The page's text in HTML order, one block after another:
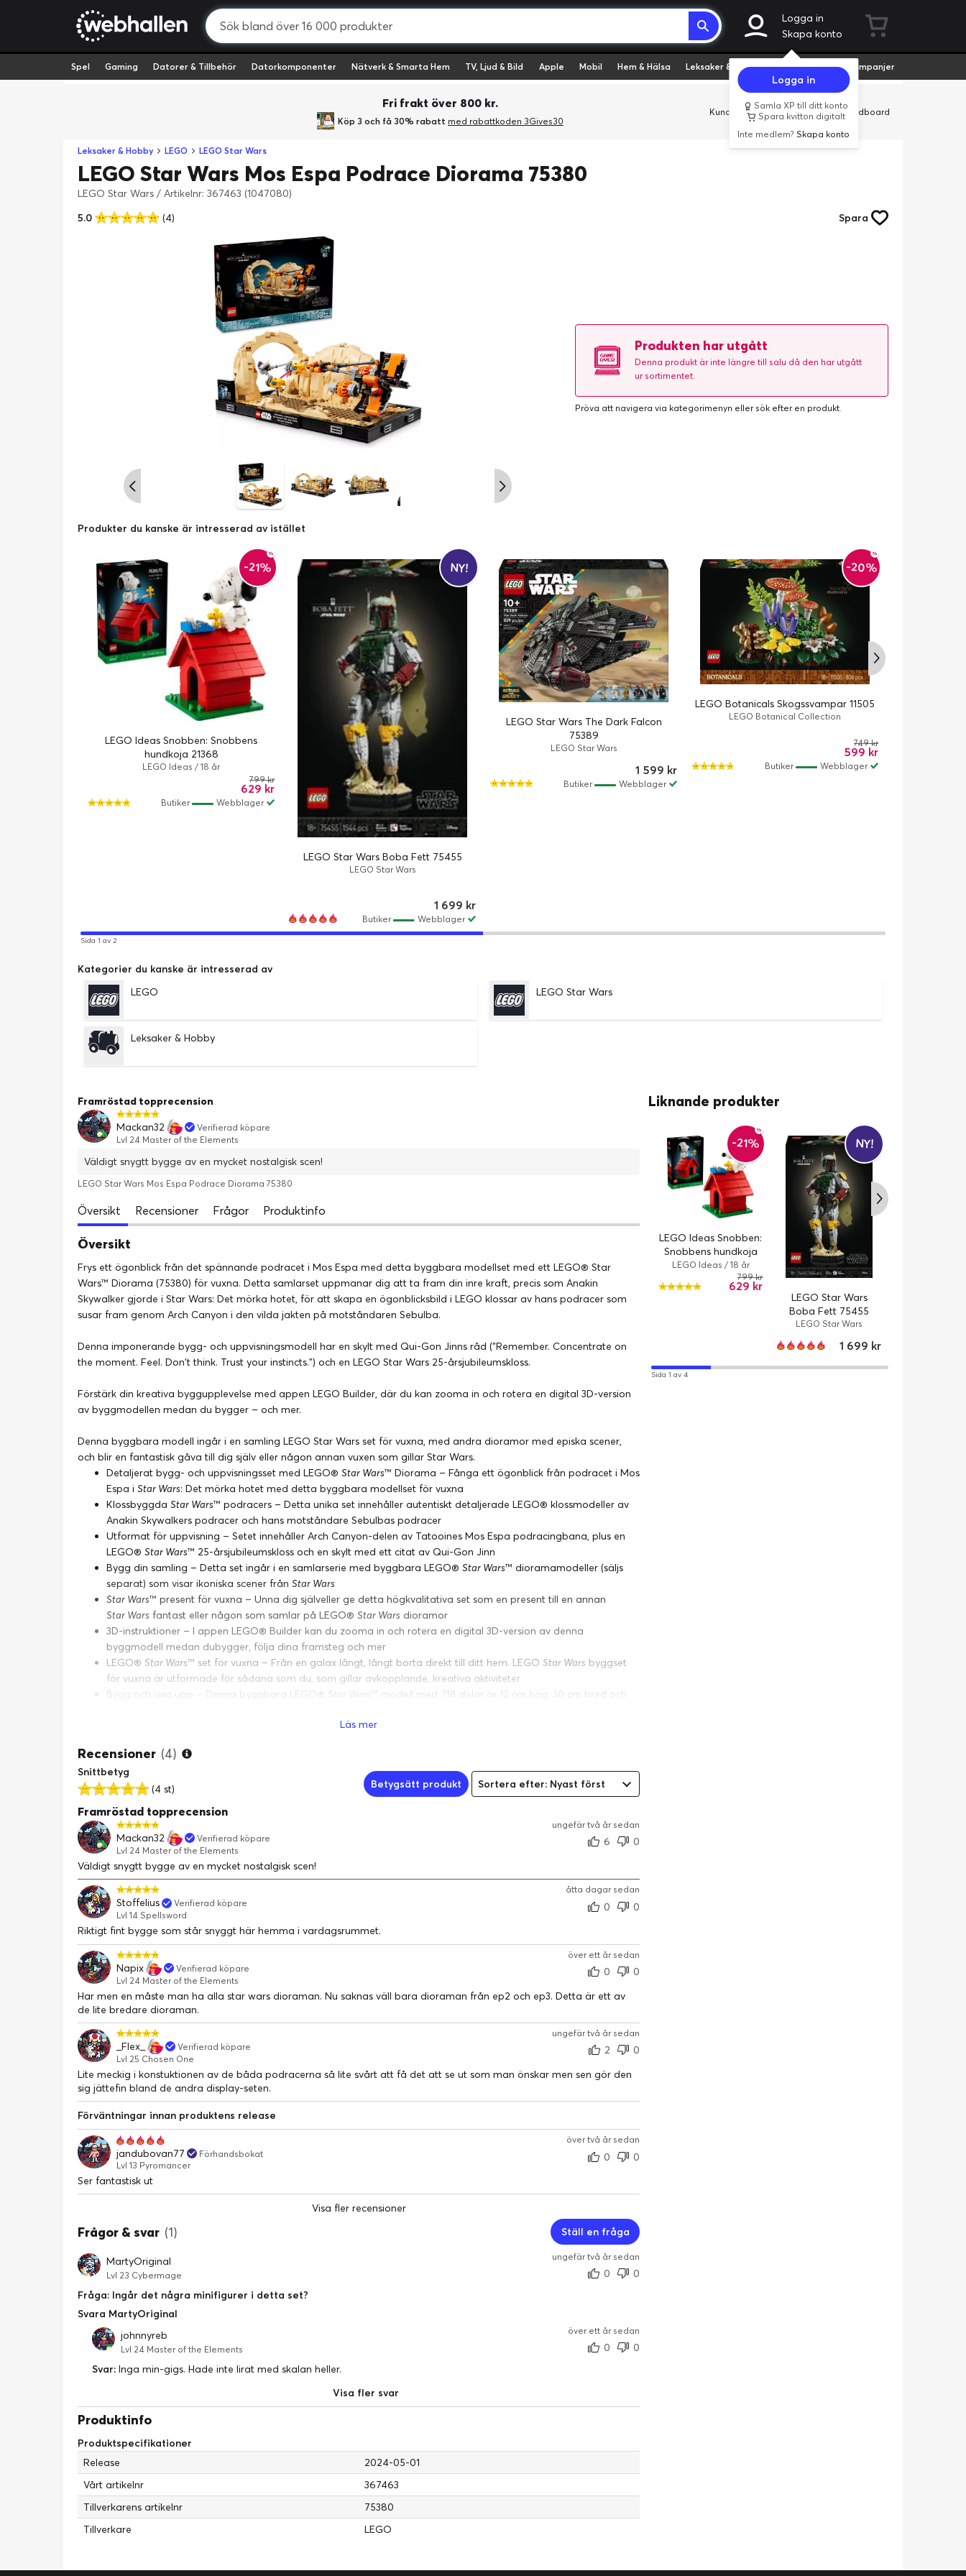
Logga in
Skapa konto
Logga in
Samla XP till ditt konto
Spara kvitton digitalt
Inte medlem?Skapa konto
Spel Gaming Datorer & Tillbehör Datorkomponenter Nätverk & Smarta Hem TV, Ljud & Bild Apple Mobil Hem & Hälsa Leksaker & Hobby Fyndvaror Kampanjer
Fri frakt över 800 kr.
Köp 3 och få 30% rabatt med rabattkoden 3Gives30
Kundservice Butiker Företag Cardboard
Leksaker & Hobby LEGO LEGO Star Wars
LEGO Star Wars Mos Espa Podrace Diorama 75380
LEGO Star Wars / Artikelnr: 367463 (1047080)
5.0
(4) Spara
Produkten har utgått
Denna produkt är inte längre till salu då den har utgått
ur sortimentet.
Pröva att navigera via kategorimenyn eller sök efter en produkt.
Produkter du kanske är intresserad av istället
-21%
LEGO Ideas Snobben: Snobbens
hundkoja 21368
LEGO Ideas / 18 år
629 kr
799 kr
Webblager
Butiker
NY!
LEGO Star Wars Boba Fett 75455
LEGO Star Wars
1 699 kr
Webblager
Butiker
LEGO Star Wars The Dark Falcon
75389
LEGO Star Wars
1 599 kr
Webblager
Butiker
-20%
LEGO Botanicals Skogssvampar 11505
LEGO Botanical Collection
599 kr
749 kr
Webblager
Butiker
Sida 1 av 2
Kategorier du kanske är intresserad av
LEGO
LEGO Star Wars
Leksaker & Hobby
Framröstad topprecension
Mackan32
Verifierad köpare
Lvl 24 Master of the Elements
Väldigt snygtt bygge av en mycket nostalgisk scen!
LEGO Star Wars Mos Espa Podrace Diorama 75380
Översikt Recensioner Frågor Produktinfo
Översikt
Frys ett ögonblick från det spännande podracet i Mos Espa med detta byggbara modellset med ett LEGO® Star
Wars™ Diorama (75380) för vuxna. Detta samlarset uppmanar dig att ta fram din inre kraft, precis som Anakin
Skywalker gjorde i Star Wars: Det mörka hotet, för att skapa en ögonblicksbild i LEGO klossar av hans podracer som
susar fram genom Arch Canyon i den vilda jakten på motståndaren Sebulba.
Denna imponerande bygg- och uppvisningsmodell har en skylt med Qui-Gon Jinns råd (”Remember. Concentrate on
the moment. Feel. Don't think. Trust your instincts.”) och en LEGO Star Wars 25-årsjubileumskloss.
Förstärk din kreativa byggupplevelse med appen LEGO Builder, där du kan zooma in och rotera en digital 3D-version
av byggmodellen medan du bygger – och mer.
Denna byggbara modell ingår i en samling LEGO Star Wars set för vuxna, med andra dioramor med episka scener,
och blir en fantastisk gåva till dig själv eller någon annan vuxen som gillar Star Wars.
Detaljerat bygg- och uppvisningsset med LEGO® Star Wars™ Diorama – Fånga ett ögonblick från podracet i Mos
Espa i Star Wars: Det mörka hotet med detta byggbara modellset för vuxna
Klossbyggda Star Wars™ podracers – Detta unika set innehåller autentiskt detaljerade LEGO® klossmodeller av
Anakin Skywalkers podracer och hans motståndare Sebulbas podracer
Utformat för uppvisning – Setet innehåller Arch Canyon-delen av Tatooines Mos Espa podracingbana, plus en
LEGO® Star Wars™ 25-årsjubileumskloss och en skylt med ett citat av Qui-Gon Jinn
Bygg din samling – Detta set ingår i en samlarserie med byggbara LEGO® Star Wars™ dioramamodeller (säljs
separat) som visar ikoniska scener från Star Wars
Star Wars™ present för vuxna – Unna dig själveller ge detta högkvalitativa set som en present till en annan
Star Wars fantast eller någon som samlar på LEGO® Star Wars dioramor
3D-instruktioner – I appen LEGO® Builder kan du zooma in och rotera en digital 3D-version av denna
byggmodell medan dubygger, följa dina framsteg och mer
LEGO® Star Wars™ set för vuxna – Från en galax långt, långt borta direkt till ditt hem. LEGO Star Wars byggset
för vuxna är utformade för sådana som du, som gillar avkopplande, kreativa aktiviteter
Bygg och visa upp – Denna byggbara LEGO®
Star Wars ™ modell med 718 delar är 12 cm hög, 30 cm bred och
Återupplev det spännande äventyret i Star Wars: Det mörka hotet
när du bygger en dynamisk ögonblicksbild av podracet i Mos
Detta unika set innehåller en skylt med Qui-Gon Jinns råd:
”Remember. Concentrate on the moment. Feel. Don't think. Trust
Kreativt byggande
Läs mer
Recensioner (4)
Snittbetyg
(4 st)
Betygsätt produkt Sortera efter: Nyast först
Framröstad topprecension
ungefär två år sedan
Mackan32
Verifierad köpare
Lvl 24 Master of the Elements
6
0
Väldigt snygtt bygge av en mycket nostalgisk scen!
åtta dagar sedan
Stoffelius
Verifierad köpare
Lvl 14 Spellsword
0
0
Riktigt fint bygge som står snyggt här hemma i vardagsrummet.
över ett år sedan
Napix
Verifierad köpare
Lvl 24 Master of the Elements
0
0
Har men en måste man ha alla star wars dioraman. Nu saknas väll bara dioraman från ep2 och ep3. Detta är ett av
de lite bredare dioraman.
ungefär två år sedan
_Flex_
Verifierad köpare
Lvl 25 Chosen One
2
0
Lite meckig i konstuktionen av de båda podracerna så lite svårt att få det att se ut som man önskar men sen gör den
sig jättefin bland de andra display-seten.
Förväntningar innan produktens release
över två år sedan
jandubovan77
Förhandsbokat
Lvl 13 Pyromancer
0
0
Ser fantastisk ut
Visa fler recensioner
Frågor & svar (1) Ställ en fråga
MartyOriginal
Lvl 23 Cybermage
ungefär två år sedan
0
0
Fråga: Ingår det några minifigurer i detta set?
Svara MartyOriginal
johnnyreb
Lvl 24 Master of the Elements
över ett år sedan
0
0
Svar: Inga min-gigs. Hade inte lirat med skalan heller.
Visa fler svar
Produktinfo
Produktspecifikationer
Release
2024-05-01
Vårt artikelnr
367463
Tillverkarens artikelnr
75380
Tillverkare
LEGO
Liknande produkter
-21%
LEGO Ideas Snobben:
Snobbens hundkoja
21368
LEGO Ideas / 18 år
629 kr
799 kr
NY!
LEGO Star Wars
Boba Fett 75455
LEGO Star Wars
1 699 kr
Sida 1 av 4